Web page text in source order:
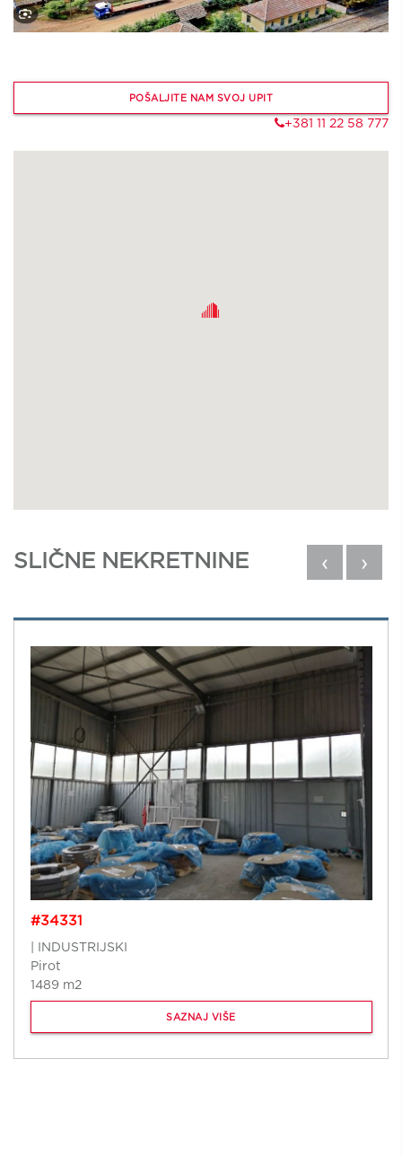
POŠALJITE NAM SVOJ UPIT
+381 11 22 58 777
SLIČNE NEKRETNINE ‹ ›
#34331
| INDUSTRIJSKI
Pirot
1489 m2
SAZNAJ VIŠE